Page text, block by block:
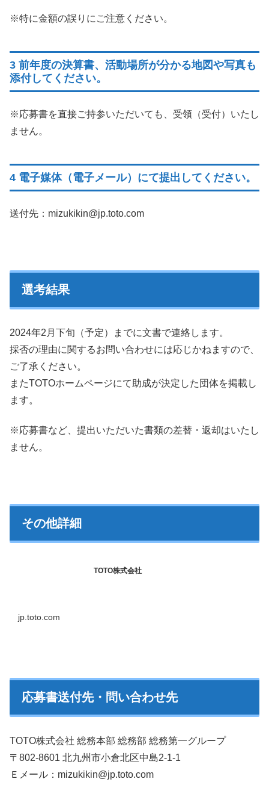
※特に金額の誤りにご注意ください。
3 前年度の決算書、活動場所が分かる地図や写真も
添付してください。
※応募書を直接ご持参いただいても、受領（受付）いたし
ません。
4 電子媒体（電子メール）にて提出してください。
送付先：mizukikin@jp.toto.com
選考結果
2024年2月下旬（予定）までに文書で連絡します。
採否の理由に関するお問い合わせには応じかねますので、
ご了承ください。
またTOTOホームページにて助成が決定した団体を掲載し
ます。
※応募書など、提出いただいた書類の差替・返却はいたし
ません。
その他詳細
TOTO株式会社
jp.toto.com
応募書送付先・問い合わせ先
TOTO株式会社 総務本部 総務部 総務第一グループ
〒802-8601 北九州市小倉北区中島2-1-1
Ｅメール：mizukikin@jp.toto.com